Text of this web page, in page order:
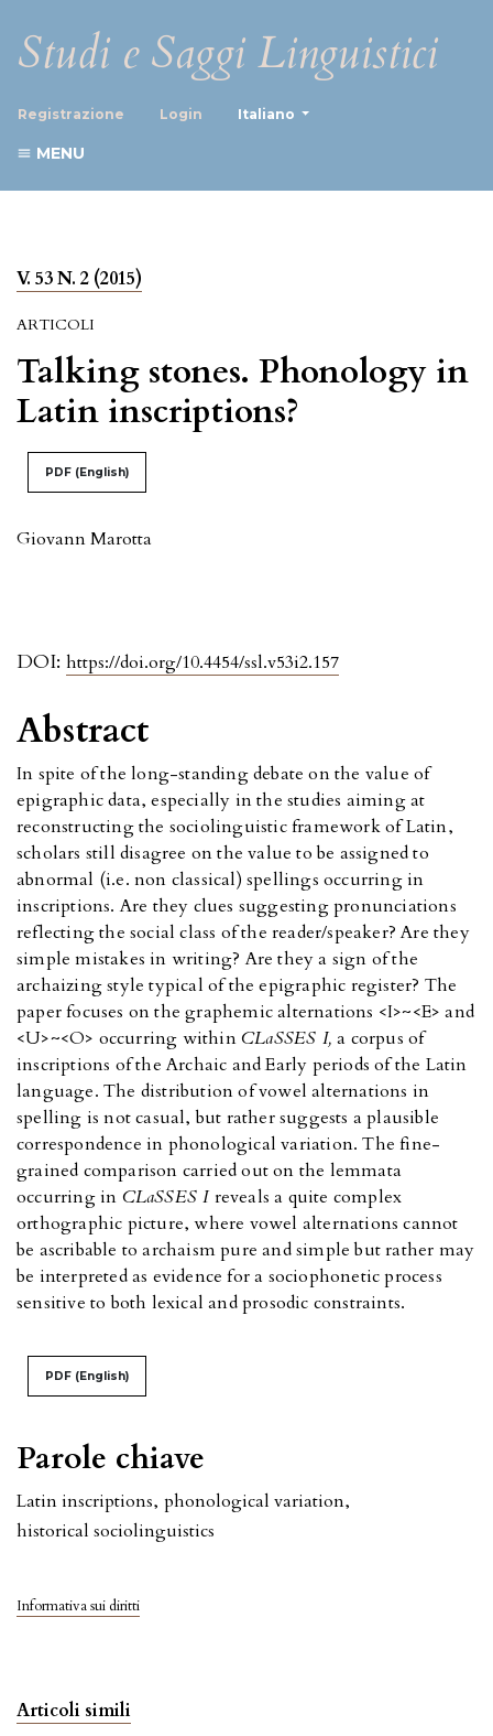
Studi e Saggi Linguistici
Registrazione Login Italiano
MENU
V. 53 N. 2 (2015)
ARTICOLI
Talking stones. Phonology in
Latin inscriptions?
PDF (English)
Giovann Marotta
DOI: https://doi.org/10.4454/ssl.v53i2.157
Parole chiave
Latin inscriptions, phonological variation,
historical sociolinguistics
Informativa sui diritti
Abstract
In spite of the long-standing debate on the value of
epigraphic data, especially in the studies aiming at
reconstructing the sociolinguistic framework of Latin,
scholars still disagree on the value to be assigned to
abnormal (i.e. non classical) spellings occurring in
inscriptions. Are they clues suggesting pronunciations
reflecting the social class of the reader/speaker? Are they
simple mistakes in writing? Are they a sign of the
archaizing style typical of the epigraphic register? The
paper focuses on the graphemic alternations <I>~<E> and
<U>~<O> occurring within CLaSSES I,a corpus of
inscriptions of the Archaic and Early periods of the Latin
language. The distribution of vowel alternations in
spelling is not casual, but rather suggests a plausible
correspondence in phonological variation. The fine-
grained comparison carried out on the lemmata
occurring in CLaSSES Ireveals a quite complex
orthographic picture, where vowel alternations cannot
be ascribable to archaism pure and simple but rather may
be interpreted as evidence for a sociophonetic process
sensitive to both lexical and prosodic constraints.
PDF (English)
Articoli simili